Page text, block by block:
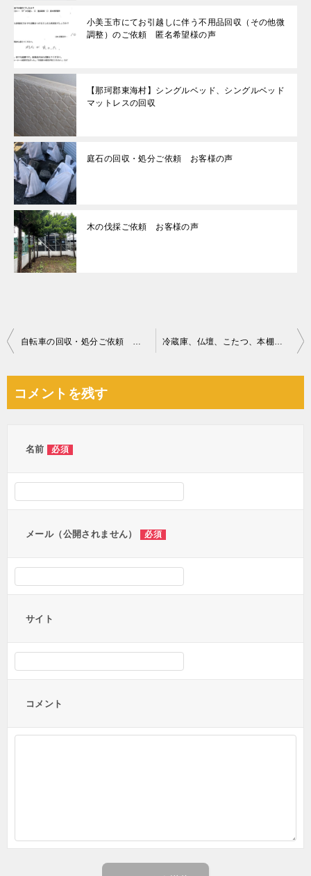
小美玉市にてお引越しに伴う不用品回収（その他微
調整）のご依頼 匿名希望様の声
【那珂郡東海村】シングルベッド、シングルベッド
マットレスの回収
庭石の回収・処分ご依頼 お客様の声
木の伐採ご依頼 お客様の声
投
ビ
自転車の回収・処分ご依頼 お客様の声 冷蔵庫、仏壇、こたつ、本棚、四人用ダイニングテーブル等の回収
コメントを残す
名前 必須
メール（公開されません） 必須
サイト
コメント